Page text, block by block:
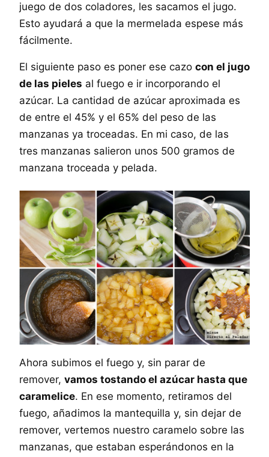
juego de dos coladores, les sacamos el jugo.
Esto ayudará a que la mermelada espese más
fácilmente.
El siguiente paso es poner ese cazo con el jugo
de las pieles al fuego e ir incorporando el
azúcar. La cantidad de azúcar aproximada es
de entre el 45% y el 65% del peso de las
manzanas ya troceadas. En mi caso, de las
tres manzanas salieron unos 500 gramos de
manzana troceada y pelada.
Ahora subimos el fuego y, sin parar de
remover, vamos tostando el azúcar hasta que
caramelice. En ese momento, retiramos del
fuego, añadimos la mantequilla y, sin dejar de
remover, vertemos nuestro caramelo sobre las
manzanas, que estaban esperándonos en la